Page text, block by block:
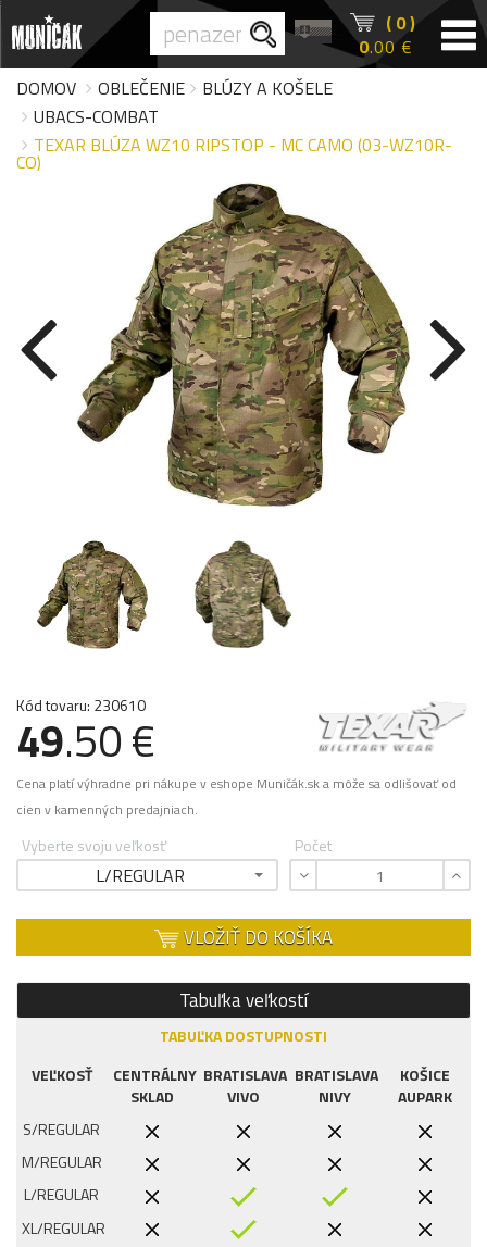
( 0 )
0.00 €
DOMOV
OBLEČENIE
BLÚZY A KOŠELE
UBACS-COMBAT
TEXAR BLÚZA WZ10 RIPSTOP - MC CAMO (03-WZ10R-
CO)
Kód tovaru: 230610
49.50 €
Cena platí výhradne pri nákupe v eshope Muničák.sk a môže sa odlišovať od
cien v kamenných predajniach.
Vyberte svoju veľkosť
L/REGULAR
Počet
VLOŽIŤ DO KOŠÍKA
Tabuľka veľkostí
TABUĽKA DOSTUPNOSTI
VEĽKOSŤ
CENTRÁLNY
SKLAD
BRATISLAVA
VIVO
BRATISLAVA
NIVY
KOŠICE
AUPARK
S/REGULAR
M/REGULAR
L/REGULAR
XL/REGULAR